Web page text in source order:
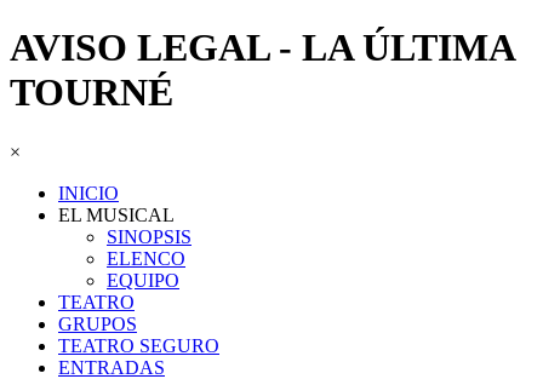
AVISO LEGAL - LA ÚLTIMA
TOURNÉ
×
INICIO
EL MUSICAL
SINOPSIS
ELENCO
EQUIPO
TEATRO
GRUPOS
TEATRO SEGURO
ENTRADAS